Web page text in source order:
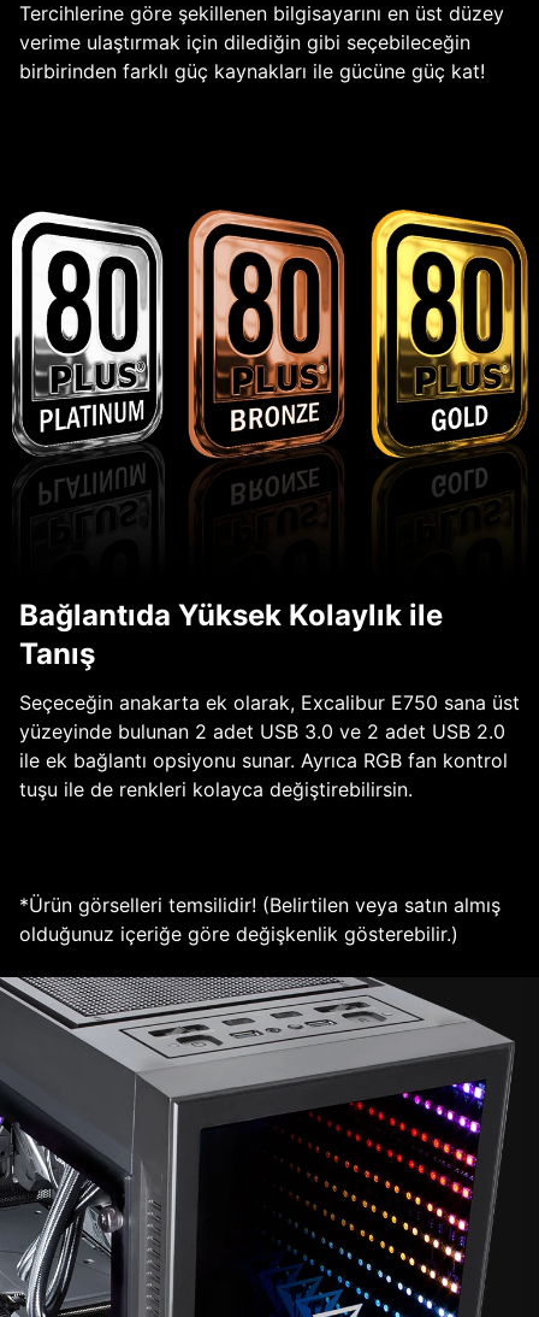
Tercihlerine göre şekillenen bilgisayarını en üst düzey
verime ulaştırmak için dilediğin gibi seçebileceğin
birbirinden farklı güç kaynakları ile gücüne güç kat!
Bağlantıda Yüksek Kolaylık ile
Tanış
Seçeceğin anakarta ek olarak, Excalibur E750 sana üst
yüzeyinde bulunan 2 adet USB 3.0 ve 2 adet USB 2.0
ile ek bağlantı opsiyonu sunar. Ayrıca RGB fan kontrol
tuşu ile de renkleri kolayca değiştirebilirsin.
*Ürün görselleri temsilidir! (Belirtilen veya satın almış
olduğunuz içeriğe göre değişkenlik gösterebilir.)